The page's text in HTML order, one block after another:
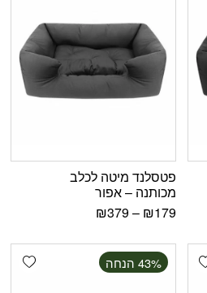
פטסלנד מיטה לכלב
מכותנה – אפור
₪179
–
₪379
Add wishlist
‫43% הנחה